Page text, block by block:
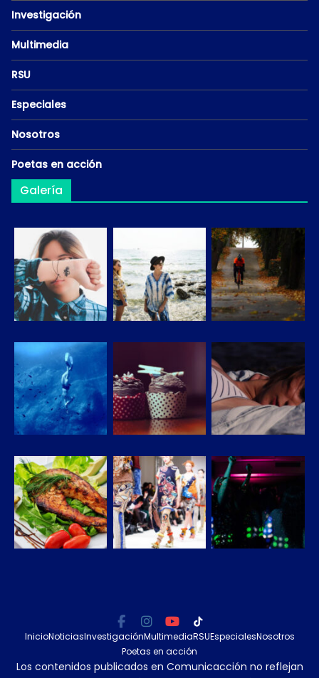
Investigación
Multimedia
RSU
Especiales
Nosotros
Poetas en acción
Galería
InicioNoticiasInvestigaciónMultimediaRSUEspecialesNosotros
Poetas en acción
Los contenidos publicados en Comunicacción no reflejan